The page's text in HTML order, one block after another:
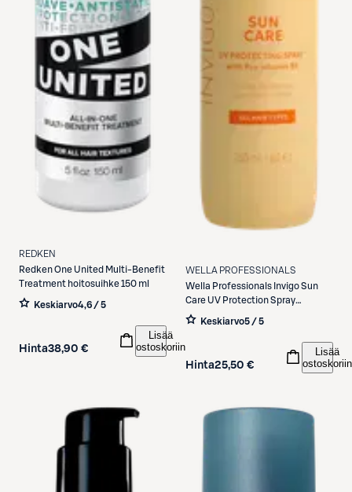
REDKEN
RedkenOne United Multi-Benefit
Treatment hoitosuihke 150 ml
Keskiarvo4,6 / 5
Hinta38,90 €
Lisää
ostoskoriin
WELLA PROFESSIONALS
Wella Professionals Invigo Sun
Care UV Protection Spray
hoitosuihke 150 ml
Keskiarvo5 / 5
Hinta25,50 €
Lisää
ostoskoriin